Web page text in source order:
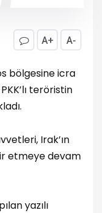
A+ A-
bölgesine icra
teröristin
Irak’ın
etmeye devam
yazılı